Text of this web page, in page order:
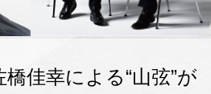
佳幸による“山弦”が